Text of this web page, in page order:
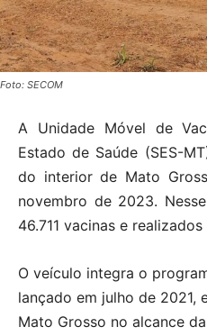
Foto: SECOM
A Unidade Móvel de
Estado de Saúde (SES-
do interior de Mato
novembro de 2023.
46.711 vacinas e
O veículo integra o
lançado em julho de 2021,
Mato Grosso no alcance